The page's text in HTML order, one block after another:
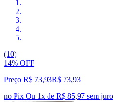
(10)
14% OFF
Preço R$ 73,93R$ 73,93
no Pix Ou 1x de R$ 85,97 sem